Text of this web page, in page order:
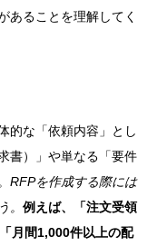
あることを理解してく
的な「依頼内容」とし
書）」や単なる「要件
RFPを作成する際には
。 例えば、「注文受領
月間1,000件以上の配